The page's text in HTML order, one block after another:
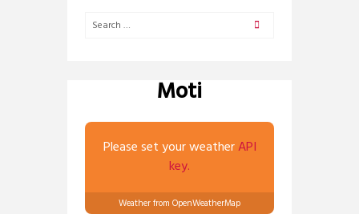
Moti
Please set your weatherAPI
key.
Weather from OpenWeatherMap